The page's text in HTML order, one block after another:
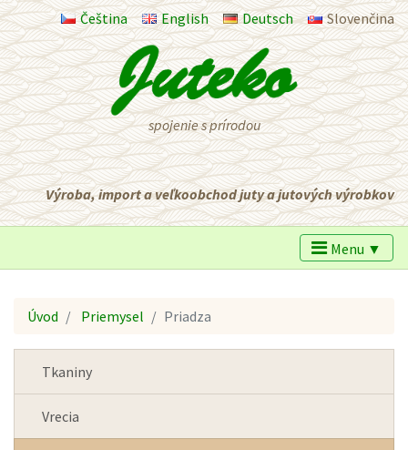
Čeština English Deutsch Slovenčina
spojenie s prírodou
Výroba, import a veľkoobchod juty a jutových výrobkov
Menu ▼
Úvod Priemysel Priadza
Tkaniny
Vrecia